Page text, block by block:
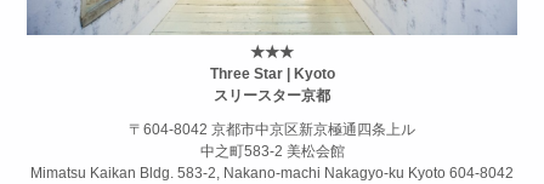
★★★
Three Star | Kyoto
スリースター京都
〒604-8042 京都市中京区新京極通四条上ル
中之町583-2 美松会館
Mimatsu Kaikan Bldg. 583-2, Nakano-machi Nakagyo-ku Kyoto 604-8042